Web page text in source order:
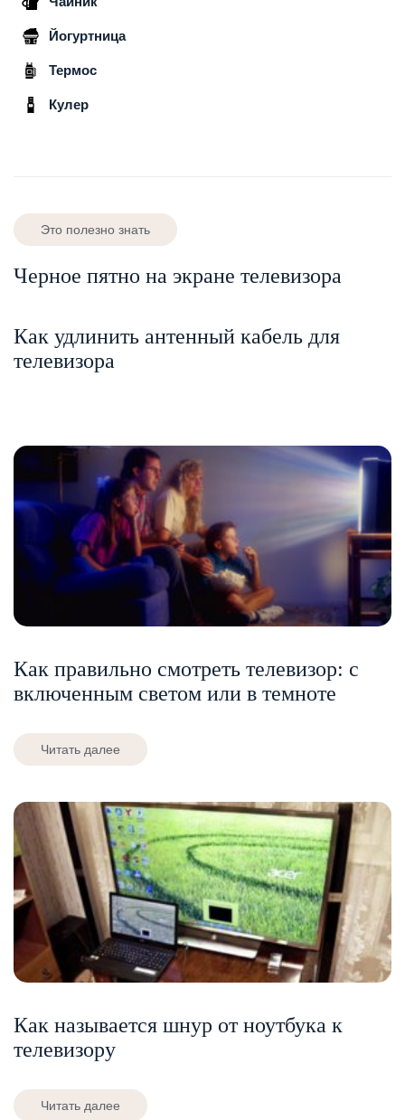
Йогуртница
Термос
Кулер
Это полезно знать
Черное пятно на экране телевизора
Как удлинить антенный кабель для
телевизора
Как правильно смотреть телевизор: с
включенным светом или в темноте
Читать далее
Как называется шнур от ноутбука к
телевизору
Читать далее